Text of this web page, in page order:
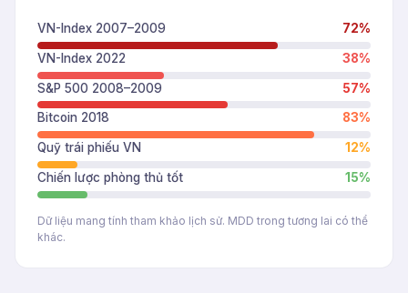
VN-Index 2007–2009 72%
VN-Index 2022 38%
S&P 500 2008–2009 57%
Bitcoin 2018 83%
Quỹ trái phiếu VN 12%
Chiến lược phòng thủ tốt 15%
Dữ liệu mang tính tham khảo lịch sử. MDD trong tương lai có thể
khác.